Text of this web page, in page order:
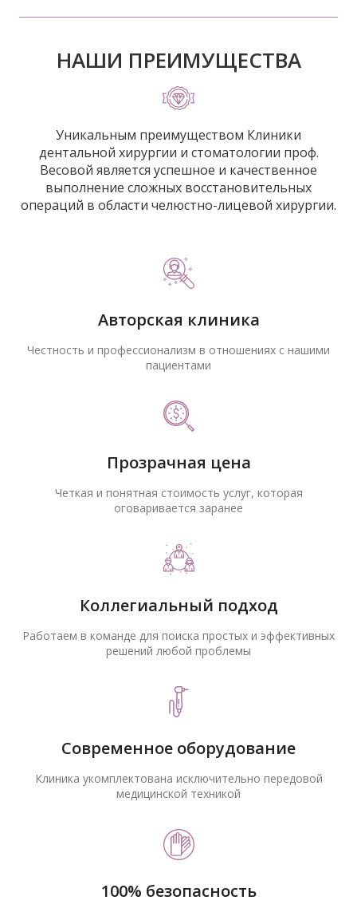
НАШИ ПРЕИМУЩЕСТВА
Уникальным преимуществом Клиники
дентальной хирургии и стоматологии проф.
Весовой является успешное и качественное
выполнение сложных восстановительных
операций в области челюстно-лицевой хирургии.
Авторская клиника
Честность и профессионализм в отношениях с нашими
пациентами
Прозрачная цена
Четкая и понятная стоимость услуг, которая
оговаривается заранее
Коллегиальный подход
Работаем в команде для поиска простых и эффективных
решений любой проблемы
Современное оборудование
Клиника укомплектована исключительно передовой
медицинской техникой
100% безопасность